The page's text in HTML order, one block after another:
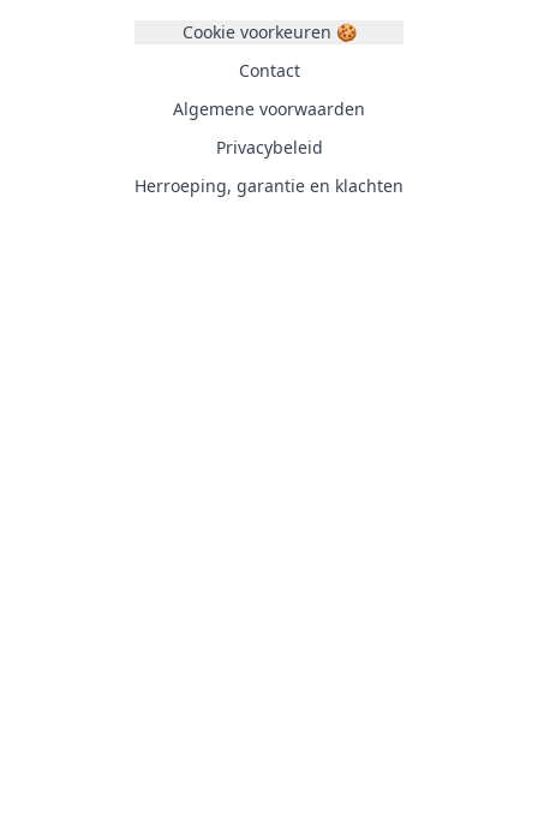
Cookie voorkeuren 🍪
Contact
Algemene voorwaarden
Privacybeleid
Herroeping, garantie en klachten